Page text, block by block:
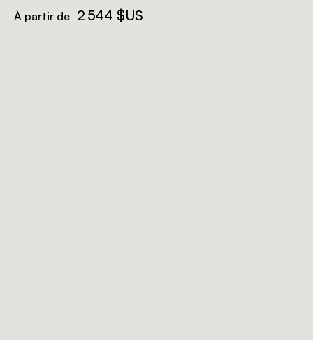
être transformé en lit double ou en deux lits simples,
et on peut accéder à la chambre par l'ancien escalier
À partir de 2 544 $US